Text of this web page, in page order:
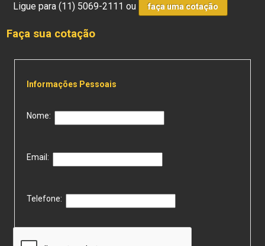
Ligue para(11) 5069-2111 ou faça uma cotação
Faça sua cotação
Informações Pessoais
Nome:
Email:
Telefone: